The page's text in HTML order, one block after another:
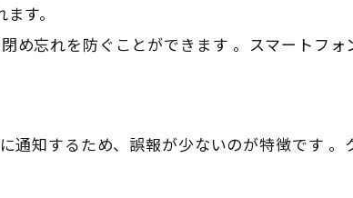
す。
め忘れを防ぐことができます 。スマートフォ
通知するため、誤報が少ないのが特徴です 。